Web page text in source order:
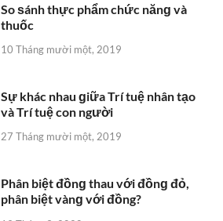
So ѕánh thực phẩm chức nănɡ và
thuốc
10 Tháng mười một, 2019
Sự khác nhau ɡiữa Trí tuệ nhân tạo
và Trí tuệ con người
27 Tháng mười một, 2019
Phân biệt đồnɡ thau với đồnɡ đỏ,
phân biệt vànɡ với đồng?